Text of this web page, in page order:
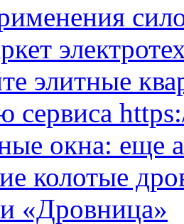
элитные
окна: еще
колотые
«Дровница»